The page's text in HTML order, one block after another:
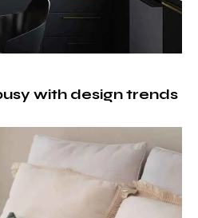
with design trends